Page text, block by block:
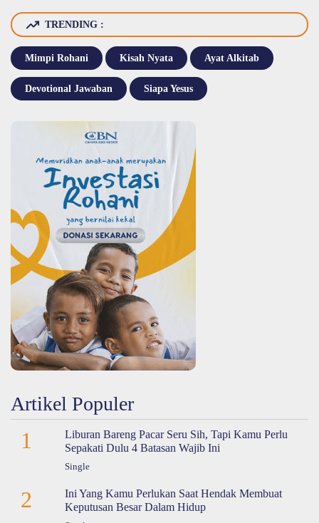
TRENDING :
Mimpi Rohani Kisah Nyata Ayat Alkitab
Devotional Jawaban Siapa Yesus
Artikel Populer
1
Liburan Bareng Pacar Seru Sih, Tapi Kamu Perlu
Sepakati Dulu 4 Batasan Wajib Ini
Single
2
Ini Yang Kamu Perlukan Saat Hendak Membuat
Keputusan Besar Dalam Hidup